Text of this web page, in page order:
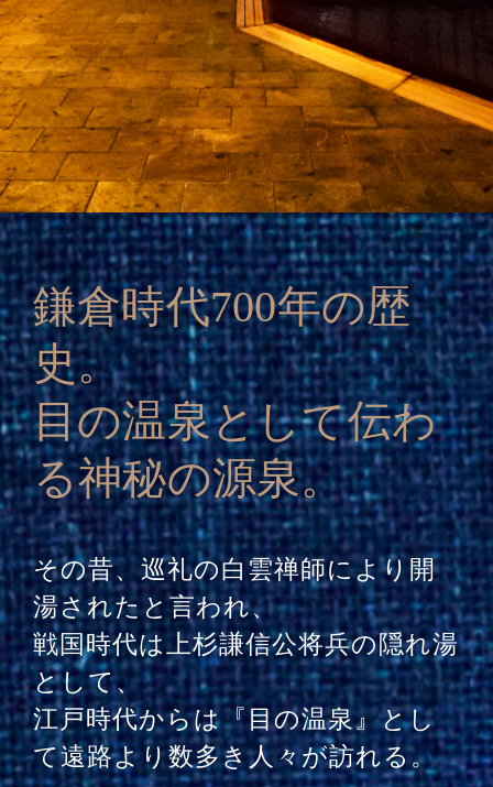
鎌倉時代700年の歴
史。
目の温泉として伝わ
る神秘の源泉。
その昔、巡礼の白雲禅師により開
湯されたと言われ、
戦国時代は上杉謙信公将兵の隠れ湯
として、
江戸時代からは『目の温泉』とし
て遠路より数多き人々が訪れる。